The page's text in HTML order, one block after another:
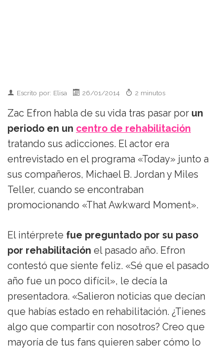
Escrito por: Elisa 26/01/2014 2 minutos
Zac Efron habla de su vida tras pasar por un
periodo en un centro de rehabilitación
tratando sus adicciones. El actor era
entrevistado en el programa «Today» junto a
sus compañeros, Michael B. Jordan y Miles
Teller, cuando se encontraban
promocionando «That Awkward Moment».
El intérprete fue preguntado por su paso
por rehabilitación el pasado año. Efron
contestó que siente feliz. «Sé que el pasado
año fue un poco difícil», le decía la
presentadora. «Salieron noticias que decían
que habías estado en rehabilitación. ¿Tienes
algo que compartir con nosotros? Creo que
mayoría de tus fans quieren saber cómo lo